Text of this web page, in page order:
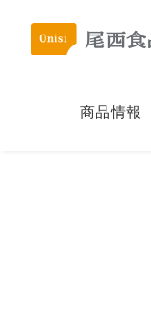
商品情報